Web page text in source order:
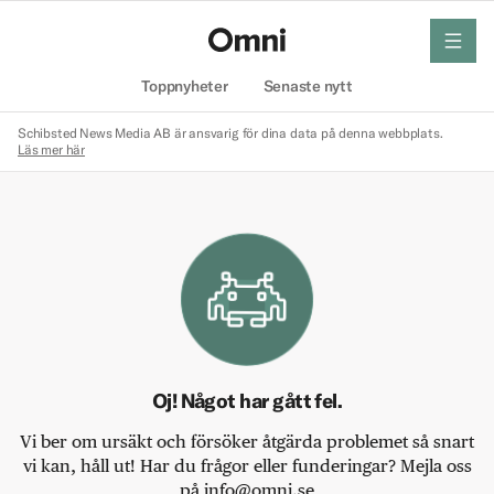
Toppnyheter Senaste nytt
meny
Schibsted News Media AB är ansvarig för dina data på denna webbplats.
Läs mer här
Oj! Något har gått fel.
Vi ber om ursäkt och försöker åtgärda problemet så snart
vi kan, håll ut! Har du frågor eller funderingar? Mejla oss